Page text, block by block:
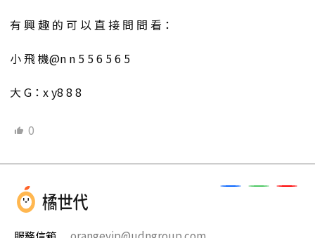
有 興 趣 的 可 以 直 接 問 問 看：
小 飛 機@n n 5 5 6 5 6 5
大 G：x y8 8 8
0